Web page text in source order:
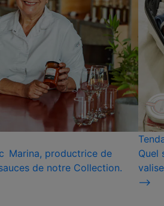
Marina, productrice de
de notre Collection.
Quel
⟶